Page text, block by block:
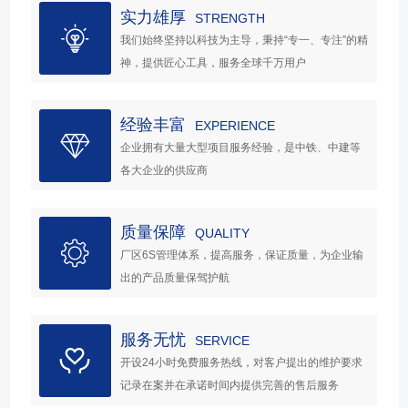
实力雄厚 STRENGTH
我们始终坚持以科技为主导，秉持“专一、专注”的精
神，提供匠心工具，服务全球千万用户
经验丰富 EXPERIENCE
企业拥有大量大型项目服务经验，是中铁、中建等
各大企业的供应商
质量保障 QUALITY
厂区6S管理体系，提高服务，保证质量，为企业输
出的产品质量保驾护航
服务无忧 SERVICE
开设24小时免费服务热线，对客户提出的维护要求
记录在案并在承诺时间内提供完善的售后服务